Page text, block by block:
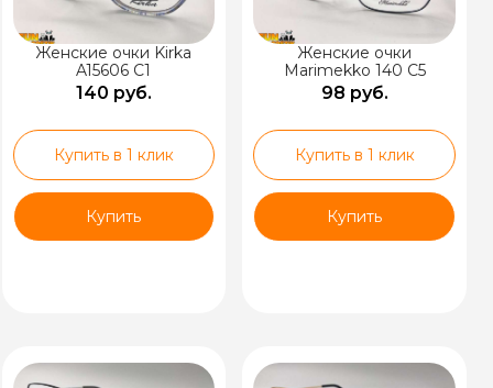
Женские очки Kirka
A15606 C1
140 руб.
Купить в 1 клик
Купить
Женские очки
Marimekko 140 C5
98 руб.
Купить в 1 клик
Купить